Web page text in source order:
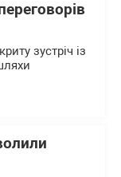
зустріч із